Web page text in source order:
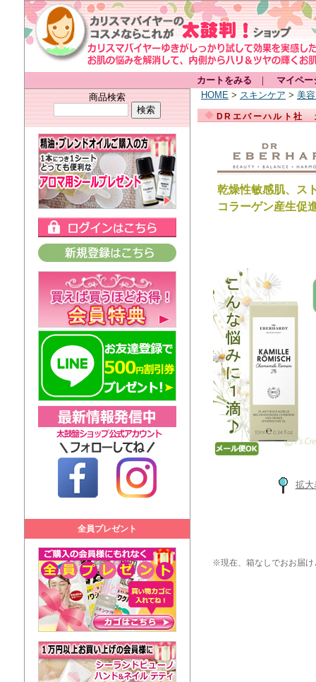
カートをみる ｜
マイペー
商品検索
全員プレゼント
HOME > スキンケア > 美
DRエバーハルト社
乾燥性敏感肌、ス
コラーゲン産生促
拡大
※現在、箱なしでおお届け